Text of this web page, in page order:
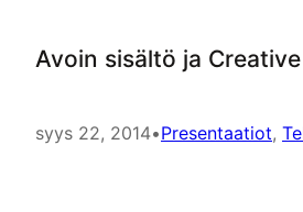
Avoin sisältö ja
syys 22, 2014•Presentaatiot,